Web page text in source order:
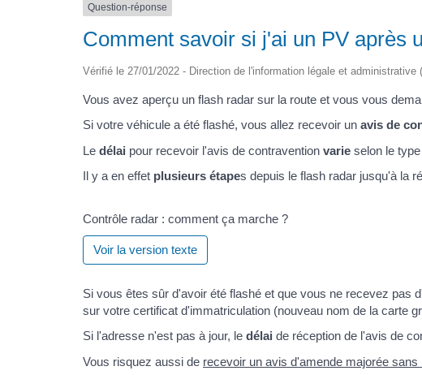
Question-réponse
Comment savoir si j'ai un PV après
Vérifié le 27/01/2022 - Direction de l'information légale et administrative
Vous avez aperçu un flash radar sur la route et vous vous
Si votre véhicule a été flashé, vous allez recevoir un avis de
Le délai pour recevoir l'avis de contravention varie selon le
Il y a en effet plusieurs étapes depuis le flash radar jusqu'à la
Contrôle radar : comment ça marche ?
Voir la version texte
Si vous êtes sûr d'avoir été flashé et que vous ne recevez pas
sur votre certificat d'immatriculation (nouveau nom de la carte
Si l'adresse n'est pas à jour, le délai de réception de l'avis de
Vous risquez aussi de recevoir un avis d'amende majorée